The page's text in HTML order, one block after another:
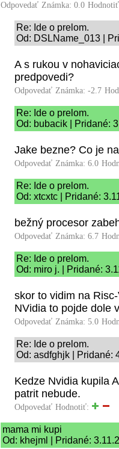
Odpovedať Známka: 0.0
Re: Ide o prelom.
Od: DSLName_013 |
A s rukou v
predpovedi?
Odpovedať Známka: -2.7
Re: Ide o prelom.
Od: bubacik | Pridané:
Jake bezne? Co je
Odpovedať Známka: 6.0
Re: Ide o prelom.
Od: xtcxtc | Pridané:
bežný procesor
Odpovedať Známka: 6.7
Re: Ide o prelom.
Od: miro j. | Pridané:
skor to vidim na
NVidia to pojde dole
Odpovedať Známka: 5.0
Re: Ide o prelom.
Od: asdfghjk | Pridané:
Kedze Nvidia kupila
patrit nebude.
Odpovedať Hodnotiť:
mama mi kupi
Od: khejml | Pridané: